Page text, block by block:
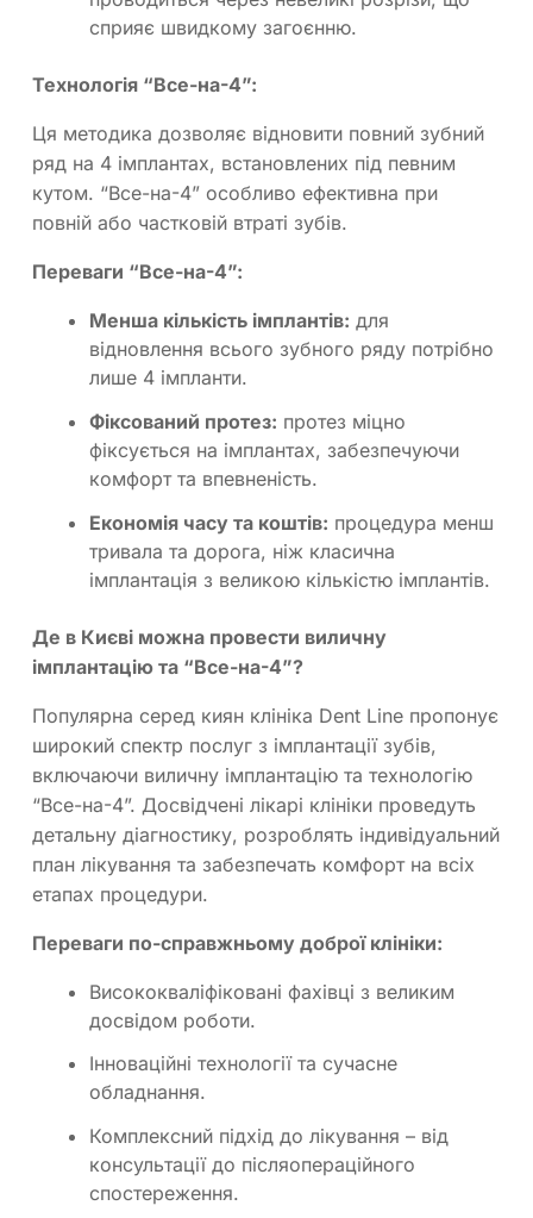
сприяє швидкому загоєнню.
Технологія “Все-на-4”:
Ця методика дозволяє відновити повний зубний
ряд на 4 імплантах, встановлених під певним
кутом. “Все-на-4” особливо ефективна при
повній або частковій втраті зубів.
Переваги “Все-на-4”:
Менша кількість імплантів: для
відновлення всього зубного ряду потрібно
лише 4 імпланти.
Фіксований протез: протез міцно
фіксується на імплантах, забезпечуючи
комфорт та впевненість.
Економія часу та коштів: процедура менш
тривала та дорога, ніж класична
імплантація з великою кількістю імплантів.
Де в Києві можна провести виличну
імплантацію та “Все-на-4”?
Популярна серед киян клініка Dent Line пропонує
широкий спектр послуг з імплантації зубів,
включаючи виличну імплантацію та технологію
“Все-на-4”. Досвідчені лікарі клініки проведуть
детальну діагностику, розроблять індивідуальний
план лікування та забезпечать комфорт на всіх
етапах процедури.
Переваги по-справжньому доброї клініки:
Висококваліфіковані фахівці з великим
досвідом роботи.
Інноваційні технології та сучасне
обладнання.
Комплексний підхід до лікування – від
консультації до післяопераційного
спостереження.